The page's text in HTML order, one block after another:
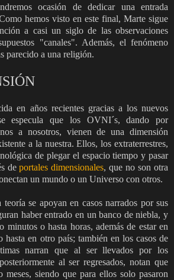
ocasión de dedicar una entrada
hemos visto en este final, Marte sigue
a casi un siglo de las observaciones
"canales". Además, el fenómeno
parecido a una religión.
en años recientes gracias a los nuevos
especula que los OVNI´s, dando por
a nosotros, vienen de una dimensión
a la nuestra. Ellos, los extraterrestres,
de plegar el espacio tiempo y pasar
deportales dimensionales, que no son otra
un mundo o un Universo con otros.
teoría se apoyan en casos narrados por sus
haber entrado en un banco de niebla, y
minutos o hasta horas, además de estar en
en otro país; también en los casos de
narran que al ser llevados por los
al ser regresados, notan que
meses, siendo que para ellos solo pasaron